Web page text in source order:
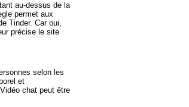
au-dessus de la
permet aux
Tinder. Car oui,
précise le site
selon les
et
chat peut être